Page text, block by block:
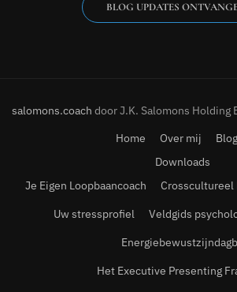
BLOG UPDATES
salomons.coach door J.K. Salomons Holding
Home
Over mij
Blog
Downloads
Je Eigen Loopbaancoach
Crosscultureel
Uw stressprofiel
Veldgids
Het Executive Presenting